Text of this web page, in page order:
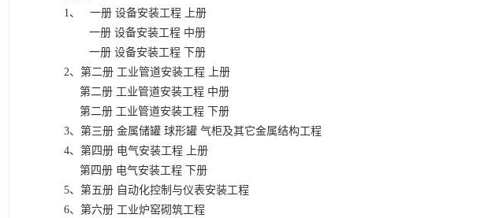
1、 一册 设备安装工程 上册
一册 设备安装工程 中册
一册 设备安装工程 下册
2、第二册 工业管道安装工程 上册
第二册 工业管道安装工程 中册
第二册 工业管道安装工程 下册
3、第三册 金属储罐 球形罐 气柜及其它金属结构工程
4、第四册 电气安装工程 上册
第四册 电气安装工程 下册
5、第五册 自动化控制与仪表安装工程
6、第六册 工业炉窑砌筑工程